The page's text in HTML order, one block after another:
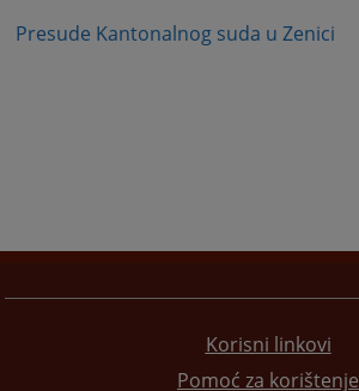
Presude Kantonalnog suda u Zenici
Korisni linkovi
Pomoć za korištenje